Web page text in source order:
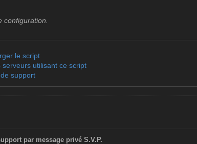
configuration.
le script
serveurs utilisant ce script
support
par message privé S.V.P.